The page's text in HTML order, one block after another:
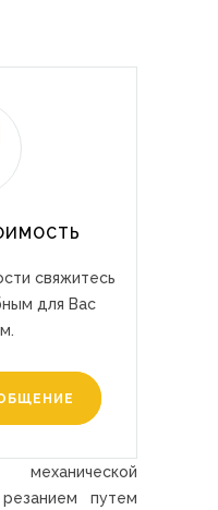
свяжитесь
для Вас
путем